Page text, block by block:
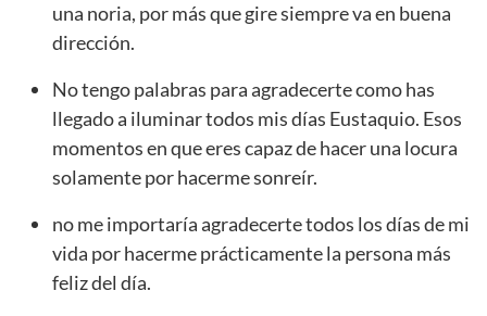
una noria, por más que gire siempre va en buena
dirección.
No tengo palabras para agradecerte como has
llegado a iluminar todos mis días Eustaquio. Esos
momentos en que eres capaz de hacer una locura
solamente por hacerme sonreír.
no me importaría agradecerte todos los días de mi
vida por hacerme prácticamente la persona más
feliz del día.